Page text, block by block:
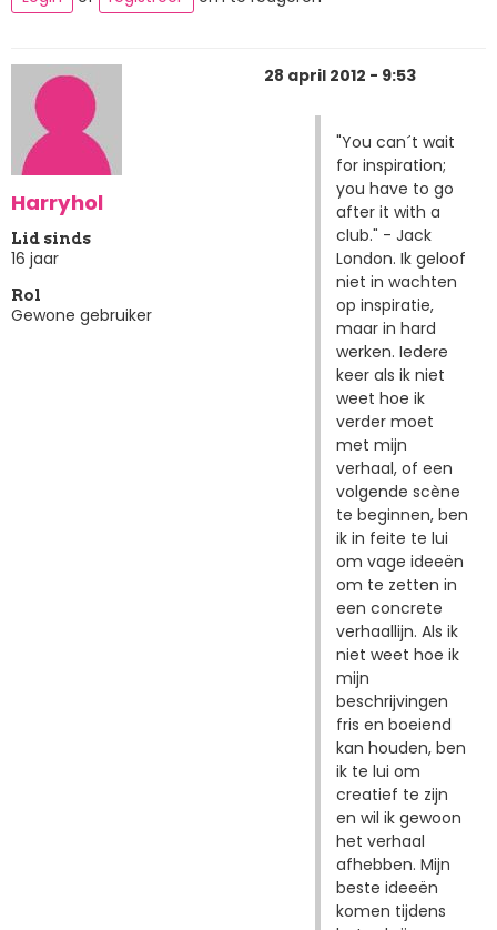
Harryhol
Lid sinds
16 jaar
Rol
Gewone gebruiker
28 april 2012 - 9:53
"You can´t wait
for inspiration;
you have to go
after it with a
club." - Jack
London. Ik geloof
niet in wachten
op inspiratie,
maar in hard
werken. Iedere
keer als ik niet
weet hoe ik
verder moet
met mijn
verhaal, of een
volgende scène
te beginnen, ben
ik in feite te lui
om vage ideeën
om te zetten in
een concrete
verhaallijn. Als ik
niet weet hoe ik
mijn
beschrijvingen
fris en boeiend
kan houden, ben
ik te lui om
creatief te zijn
en wil ik gewoon
het verhaal
afhebben. Mijn
beste ideeën
komen tijdens